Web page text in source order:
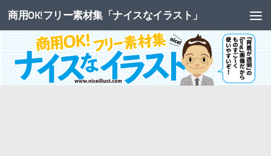
コンテンツへスキップ
商用OK!フリー素材集「ナイスなイラスト」